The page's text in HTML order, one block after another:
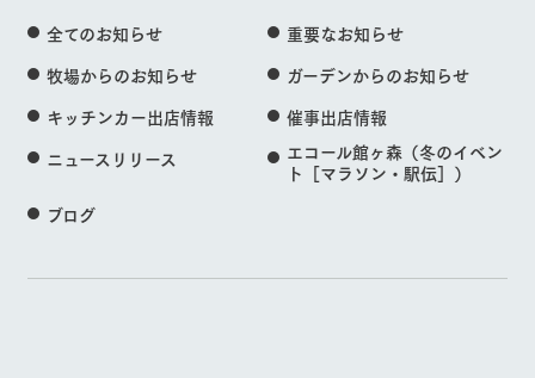
全てのお知らせ
重要なお知らせ
牧場からのお知らせ
ガーデンからのお知らせ
キッチンカー出店情報
催事出店情報
ニュースリリース
エコール館ヶ森（冬のイベン
ト［マラソン・駅伝］）
ブログ